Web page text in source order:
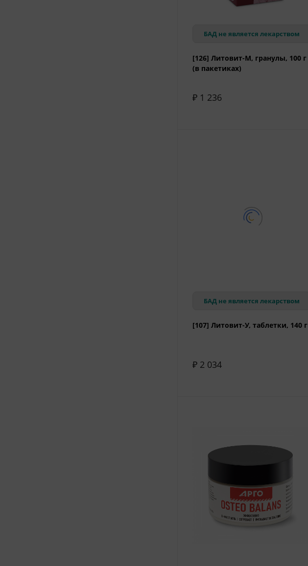
БАД не является лекарством
[126] Литовит-М, гранулы, 100 г
(в пакетиках)
₽ 1 236
БАД не является лекарством
[107] Литовит-У, таблетки, 140 г
₽ 2 034